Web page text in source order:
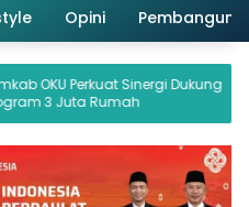
Opini
Sinergi Dukung